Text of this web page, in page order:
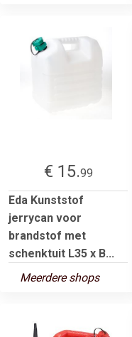
€ 15.99
Eda Kunststof
jerrycan voor
brandstof met
schenktuit L35 x B...
Meerdere shops